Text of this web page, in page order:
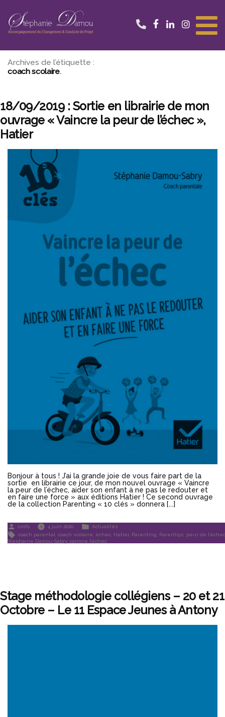
contenu
Archives de l’étiquette :
coach scolaire
18/09/2019 : Sortie en librairie de mon
ouvrage « Vaincre la peur de l’échec »,
Hatier
Bonjour à tous ! J’ai la grande joie de vous faire part de la
sortie en librairie ce jour, de mon nouvel ouvrage « Vaincre
la peur de l’échec, aider son enfant à ne pas le redouter et
en faire une force » aux éditions Hatier ! Ce second ouvrage
de la collection Parenting « 10 clés » donnera [...]
Publié
par
cmfo 4 juin 2020
Publié
dans
Actualités
Étiquettes :
coach parental ,coach scolaire échec Hatier, Parenting Parentips
peur de
Stéphanie Damou-Sabry,vaincre l’échec
Stage méthodologie collégiens – 20 et 21
Octobre – Le 11 Espace Jeunes à Antony